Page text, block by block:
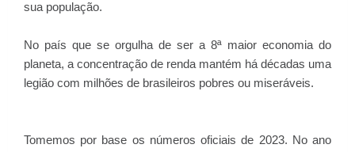
sua população.
No país que se orgulha de ser a 8ª maior economia do
planeta, a concentração de renda mantém há décadas uma
legião com milhões de brasileiros pobres ou miseráveis.
Tomemos por base os números oficiais de 2023. No ano